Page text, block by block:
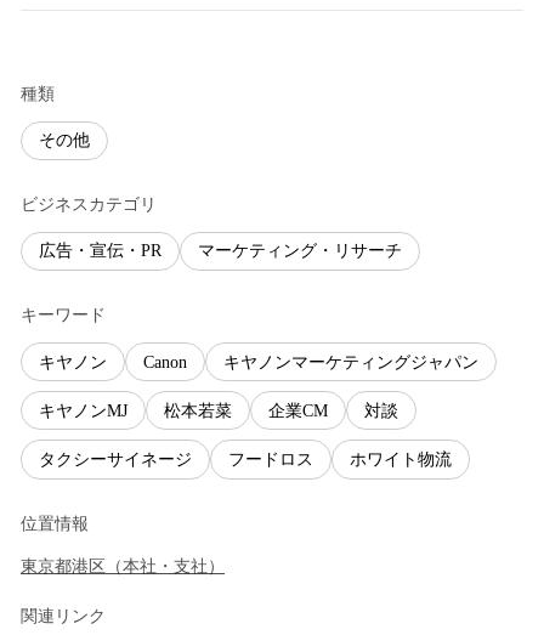
種類
その他
ビジネスカテゴリ
広告・宣伝・PR マーケティング・リサーチ
キーワード
キヤノン Canon キヤノンマーケティングジャパン
キヤノンMJ 松本若菜 企業CM 対談
タクシーサイネージ フードロス ホワイト物流
位置情報
東京都港区 （本社・支社 ）
関連リンク